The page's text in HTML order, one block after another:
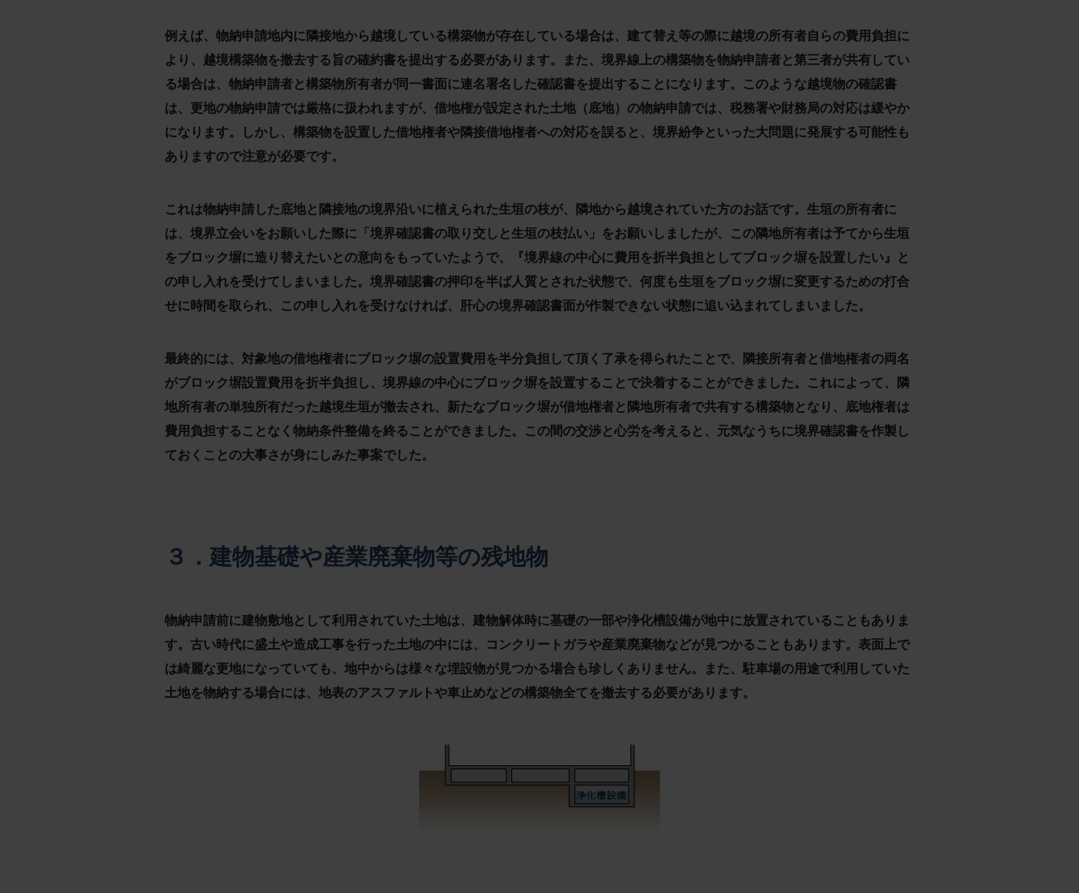
例えば、物納申請地内に隣接地から越境している構築物が存在している場合は、建て替え等の際に越境の所有者自らの費用負担に
より、越境構築物を撤去する旨の確約書を提出する必要があります。また、境界線上の構築物を物納申請者と第三者が共有してい
る場合は、物納申請者と構築物所有者が同一書面に連名署名した確認書を提出することになります。このような越境物の確認書
は、更地の物納申請では厳格に扱われますが、借地権が設定された土地（底地）の物納申請では、税務署や財務局の対応は緩やか
になります。しかし、構築物を設置した借地権者や隣接借地権者への対応を誤ると、境界紛争といった大問題に発展する可能性も
ありますので注意が必要です。
これは物納申請した底地と隣接地の境界沿いに植えられた生垣の枝が、隣地から越境されていた方のお話です。生垣の所有者に
は、境界立会いをお願いした際に「境界確認書の取り交しと生垣の枝払い」をお願いしましたが、この隣地所有者は予てから生垣
をブロック塀に造り替えたいとの意向をもっていたようで、『境界線の中心に費用を折半負担としてブロック塀を設置したい』と
の申し入れを受けてしまいました。境界確認書の押印を半ば人質とされた状態で、何度も生垣をブロック塀に変更するための打合
せに時間を取られ、この申し入れを受けなければ、肝心の境界確認書面が作製できない状態に追い込まれてしまいました。
最終的には、対象地の借地権者にブロック塀の設置費用を半分負担して頂く了承を得られたことで、隣接所有者と借地権者の両名
がブロック塀設置費用を折半負担し、境界線の中心にブロック塀を設置することで決着することができました。これによって、隣
地所有者の単独所有だった越境生垣が撤去され、新たなブロック塀が借地権者と隣地所有者で共有する構築物となり、底地権者は
費用負担することなく物納条件整備を終ることができました。この間の交渉と心労を考えると、元気なうちに境界確認書を作製し
ておくことの大事さが身にしみた事案でした。
３．建物基礎や産業廃棄物等の残地物
物納申請前に建物敷地として利用されていた土地は、建物解体時に基礎の一部や浄化槽設備が地中に放置されていることもありま
す。古い時代に盛土や造成工事を行った土地の中には、コンクリートガラや産業廃棄物などが見つかることもあります。表面上で
は綺麗な更地になっていても、地中からは様々な埋設物が見つかる場合も珍しくありません。また、駐車場の用途で利用していた
土地を物納する場合には、地表のアスファルトや車止めなどの構築物全てを撤去する必要があります。